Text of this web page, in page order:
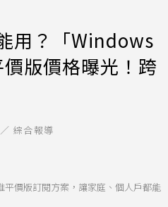
用？「Windows
版價格曝光！跨
綜合報導
平價版訂閱方案，讓家庭、個人戶都能